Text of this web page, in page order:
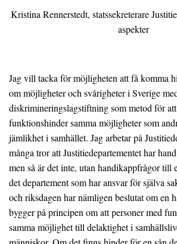
Kristina Rennerstedt, statssekreterare
aspekter
Jag vill tacka för möjligheten att få komma
om möjligheter och svårigheter i Sverige
diskrimineringslagstiftning som metod för
funktionshinder samma möjligheter som
jämlikhet i samhället. Jag arbetar på
många tror att Justitiedepartementet har
men så är det inte, utan handikappfrågor till
det departement som har ansvar för själva
och riksdagen har nämligen beslutat om en
bygger på principen om att personer med
samma möjlighet till delaktighet i